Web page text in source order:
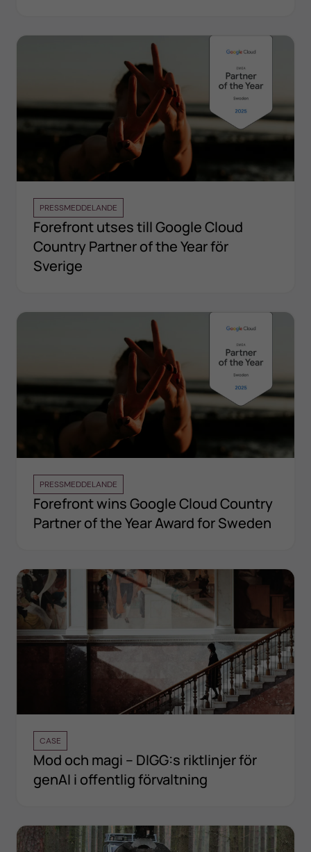
PRESSMEDDELANDE
Forefront utses till Google Cloud
Country Partner of the Year för
Sverige
PRESSMEDDELANDE
Forefront wins Google Cloud Country
Partner of the Year Award for Sweden
CASE
Mod och magi – DIGG:s riktlinjer för
genAI i offentlig förvaltning